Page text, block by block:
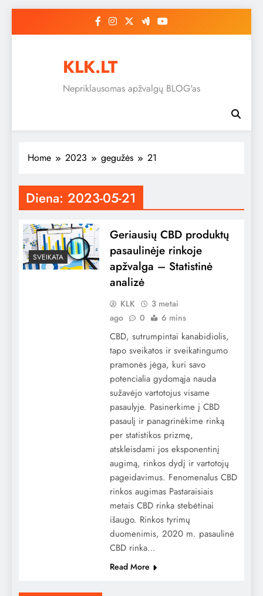
KLK.LT
Nepriklausomas apžvalgų BLOG'as
Home 2023 gegužės 21
Diena: 2023-05-21
SVEIKATA
Geriausių CBD produktų
pasaulinėje rinkoje
apžvalga – Statistinė
analizė
KLK
3 metai
ago
0 6 mins
CBD, sutrumpintai kanabidiolis,
tapo sveikatos ir sveikatingumo
pramonės jėga, kuri savo
potencialia gydomąja nauda
sužavėjo vartotojus visame
pasaulyje. Pasinerkime į CBD
pasaulį ir panagrinėkime rinką
per statistikos prizmę,
atskleisdami jos eksponentinį
augimą, rinkos dydį ir vartotojų
pageidavimus. Fenomenalus CBD
rinkos augimas Pastaraisiais
metais CBD rinka stebėtinai
išaugo. Rinkos tyrimų
duomenimis, 2020 m. pasaulinė
CBD rinka…
Read More